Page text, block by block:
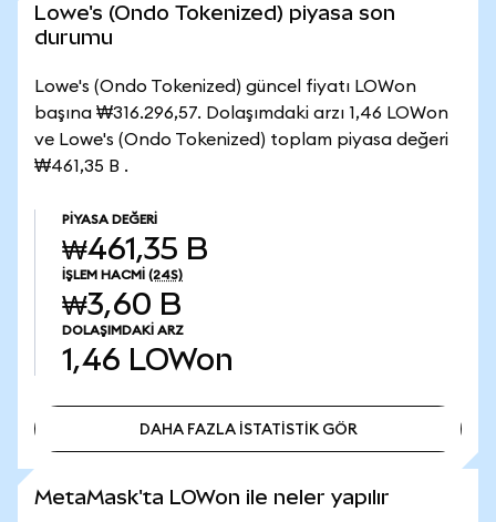
Lowe's (Ondo Tokenized) piyasa son
durumu
Lowe's (Ondo Tokenized) güncel fiyatı LOWon
başına ₩316.296,57. Dolaşımdaki arzı 1,46 LOWon
ve Lowe's (Ondo Tokenized) toplam piyasa değeri
₩461,35 B .
PIYASA DEĞERI
₩461,35 B
İŞLEM HACMI (24S)
₩3,60 B
DOLAŞIMDAKI ARZ
1,46 LOWon
DAHA FAZLA İSTATİSTİK GÖR
MetaMask'ta LOWon ile neler yapılır